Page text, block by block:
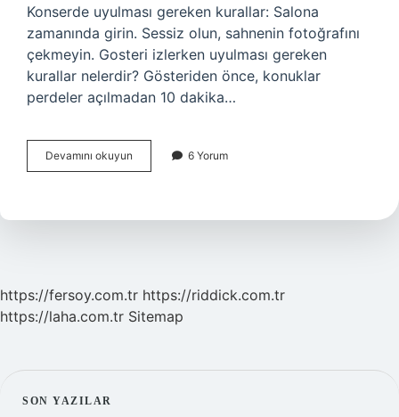
Konserde uyulması gereken kurallar: Salona
zamanında girin. Sessiz olun, sahnenin fotoğrafını
çekmeyin. Gosteri izlerken uyulması gereken
kurallar nelerdir? Gösteriden önce, konuklar
perdeler açılmadan 10 dakika…
Devamını okuyun Sinemada
Nasıl
6 Yorum
https://fersoy.com.tr https://riddick.com.tr
https://laha.com.tr Sitemap
SON YAZILAR